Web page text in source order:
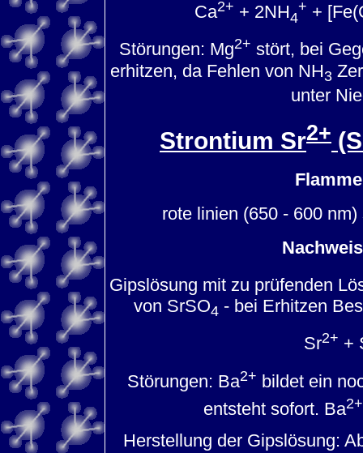
Ca2+ + 2NH4
+ +
Störungen: Mg2+ stört, bei
erhitzen, da Fehlen von NH3
unter
Strontium Sr2+
rote linien (650 - 600
Gipslösung mit zu prüfenden
von SrSO4 - bei Erhitzen
Sr2+ +
Störungen: Ba2+ bildet ein
entsteht sofort. Ba2+
Herstellung der Gipslösung: